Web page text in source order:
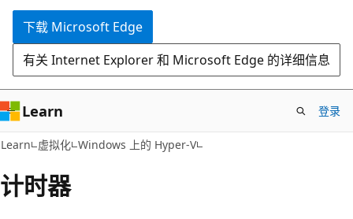
内
下载 Microsoft Edge
有关 Internet Explorer 和 Microsoft Edge 的详细信息
Learn 登录
Learn 虚拟化 Windows 上的 Hyper-V
计时器